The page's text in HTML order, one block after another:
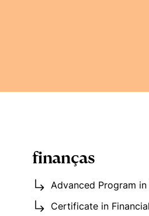
finanças
Advanced Program in
Certificate in